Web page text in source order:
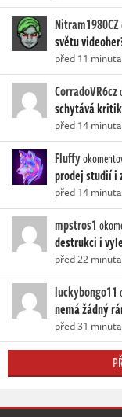
Nitram1980CZ
světu
před 11
CorradoVR6cz
schytává
před 14
Fluffy
prodej studií i
před 14
mpstros1
destrukci i
před 22
luckybongo11
nemá žádný
před 31